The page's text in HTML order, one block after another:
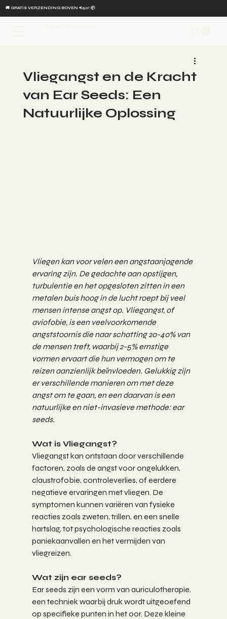
🚚 GRATIS VERZENDING BOVEN €50! 📦
Vliegangst en de Kracht
van Ear Seeds: Een
Natuurlijke Oplossing
Vliegen kan voor velen een angstaanjagende
ervaring zijn. De gedachte aan opstijgen,
turbulentie en het opgesloten zitten in een
metalen buis hoog in de lucht roept bij veel
mensen intense angst op. Vliegangst, of
aviofobie, is een veelvoorkomende
angststoornis die naar schatting 20-40% van
de mensen treft, waarbij 2-5% ernstige
vormen ervaart die hun vermogen om te
reizen aanzienlijk beïnvloeden. Gelukkig zijn
er verschillende manieren om met deze
angst om te gaan, en een daarvan is een
natuurlijke en niet-invasieve methode: ear
seeds.
Wat is Vliegangst?
Vliegangst kan ontstaan door verschillende
factoren, zoals de angst voor ongelukken,
claustrofobie, controleverlies, of eerdere
negatieve ervaringen met vliegen. De
symptomen kunnen variëren van fysieke
reacties zoals zweten, trillen, en een snelle
hartslag, tot psychologische reacties zoals
paniekaanvallen en het vermijden van
vliegreizen.
Wat zijn ear seeds?
Ear seeds zijn een vorm van auriculotherapie,
een techniek waarbij druk wordt uitgeoefend
op specifieke punten in het oor. Deze kleine